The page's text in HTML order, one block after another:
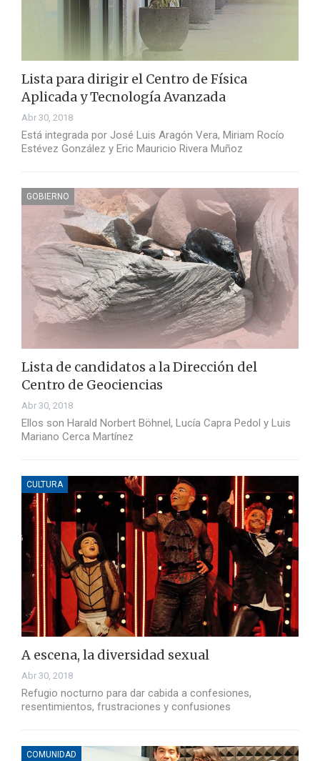
Lista para dirigir el Centro de Física
Aplicada y Tecnología Avanzada
Abr 30, 2018
Está integrada por José Luis Aragón Vera, Miriam Rocío
Estévez González y Eric Mauricio Rivera Muñoz
GOBIERNO
Lista de candidatos a la Dirección del
Centro de Geociencias
Abr 30, 2018
Ellos son Harald Norbert Böhnel, Lucía Capra Pedol y Luis
Mariano Cerca Martínez
CULTURA
A escena, la diversidad sexual
Abr 30, 2018
Refugio nocturno para dar cabida a confesiones,
resentimientos, frustraciones y confusiones
COMUNIDAD